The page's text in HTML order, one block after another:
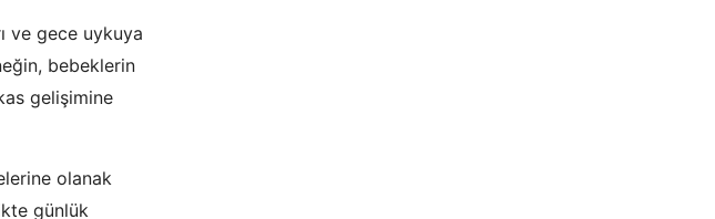
ve gece uykuya
bebeklerin
gelişimine
olanak
günlük